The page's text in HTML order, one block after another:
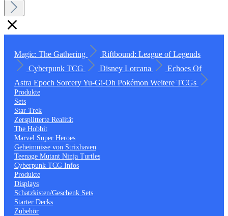
Magic: The Gathering
Riftbound: League of Legends
Cyberpunk TCG
Disney Lorcana
Echoes Of
Astra Epoch SorceryYu-Gi-Oh Pokémon Weitere TCGs
Produkte
Sets
Star Trek
Zersplitterte Realität
The Hobbit
Marvel Super Heroes
Geheimnisse von Strixhaven
Teenage Mutant Ninja Turtles
Cyberpunk TCG Infos
Produkte
Displays
Schatzkisten/Geschenk Sets
Starter Decks
Zubehör